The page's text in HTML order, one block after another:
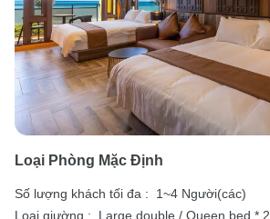
Loại Phòng Mặc Định
Số lượng khách tối đa :
1~4 Người(các)
Loại giường :
Large double / Queen bed * 2